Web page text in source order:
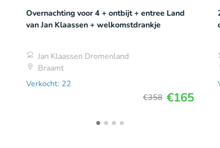
Overnachting voor 4 + ontbijt + entree Land
van Jan Klaassen + welkomstdrankje
Jan Klaassen Dromenland
Braamt
Verkocht: 22
€358 €165